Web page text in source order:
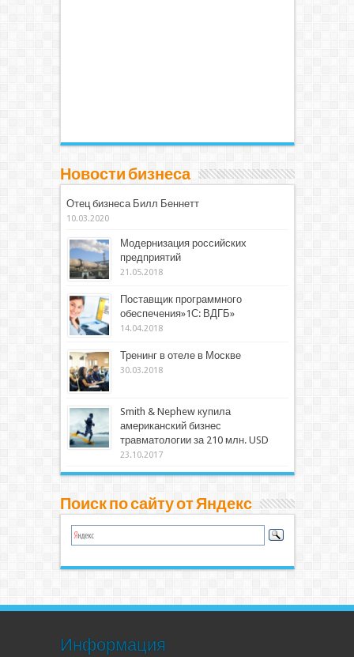
Новости бизнеса
Отец бизнеса Билл Беннетт
10.03.2020
Модернизация российских
предприятий
21.05.2018
Поставщик программного
обеспечения»1С: ВДГБ»
14.04.2018
Тренинг в отеле в Москве
30.03.2018
Smith & Nephew купила
американский бизнес
травматологии за 210 млн. USD
23.10.2017
Поиск по сайту от Яндекс
Информация